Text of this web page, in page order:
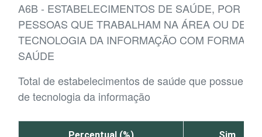
A6B - ESTABELECIMENTOS DE SAÚDE, POR
PESSOAS QUE TRABALHAM NA ÁREA OU
TECNOLOGIA DA INFORMAÇÃO COM
SAÚDE
Total de estabelecimentos de saúde que possuem
de tecnologia da informação